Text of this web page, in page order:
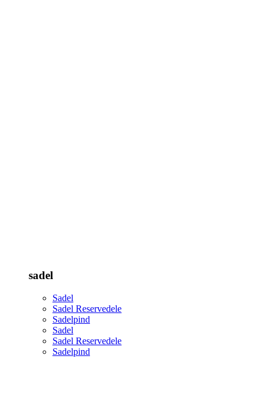
sadel
Sadel
Sadel Reservedele
Sadelpind
Sadel
Sadel Reservedele
Sadelpind